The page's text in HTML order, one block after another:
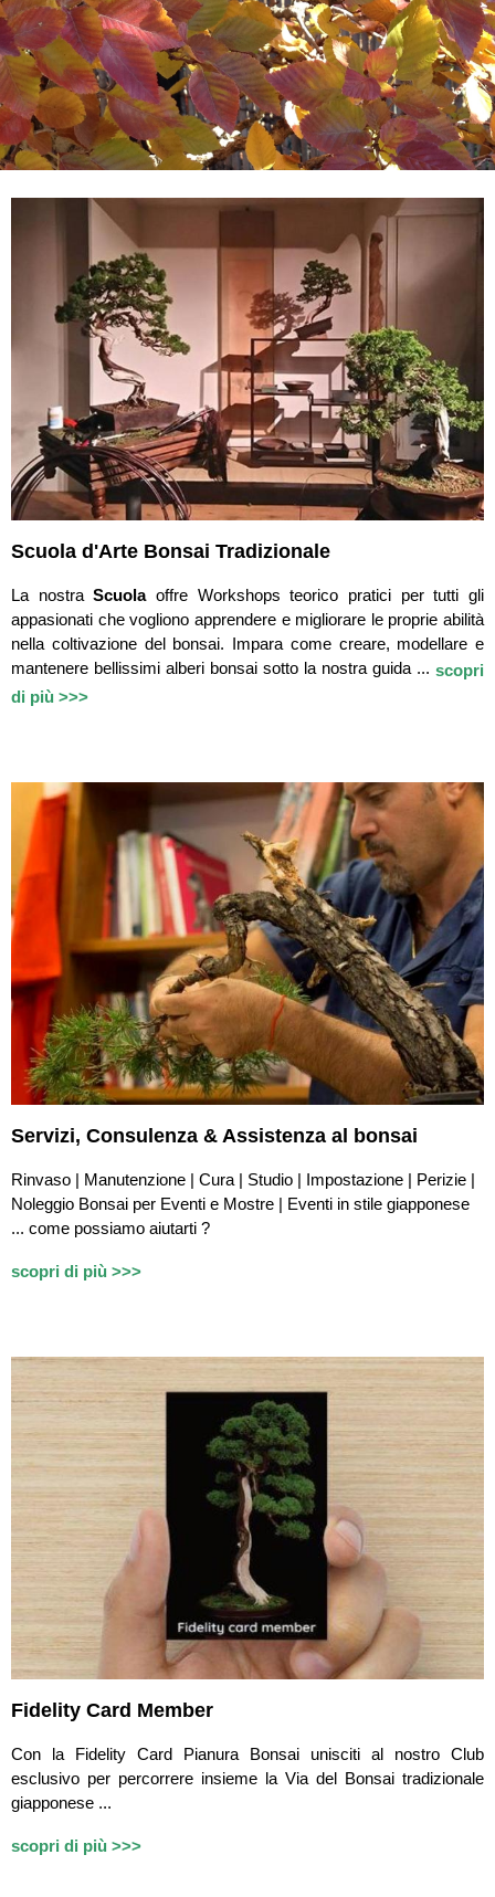
Scuola d'Arte Bonsai Tradizionale
La nostraScuolaoffre Workshops teorico pratici per tutti gli
appasionati che vogliono apprendere e migliorare le proprie abilità
nella coltivazione del bonsai. Impara come creare, modellare e
mantenere bellissimi alberi bonsai sotto la nostra guida ... scopri
di più >>>
Servizi, Consulenza & Assistenza al bonsai
Rinvaso | Manutenzione | Cura | Studio | Impostazione | Perizie |
Noleggio Bonsai per Eventi e Mostre | Eventi in stile giapponese
... come possiamo aiutarti ?
scopri di più >>>
Fidelity Card Member
Con la Fidelity Card Pianura Bonsai unisciti al nostro Club
esclusivo per percorrere insieme la Via del Bonsai tradizionale
giapponese ...
scopri di più >>>